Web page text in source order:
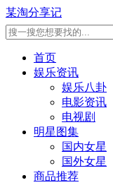
某淘分享记
首页
娱乐资讯
娱乐八卦
电影资讯
电视剧
明星图集
国内女星
国外女星
商品推荐